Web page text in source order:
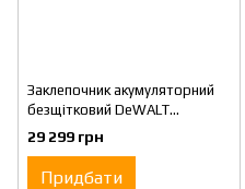
Заклепочник акумуляторний
безщітковий DeWALT
DCF403NT
29 299 грн
Придбати